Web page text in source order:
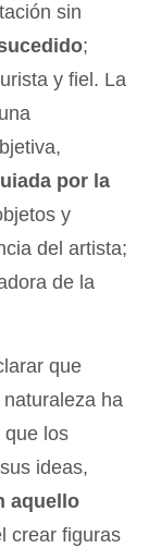
sin
;
y fiel. La
por la
y
del artista;
de la
que
ha
que los
ideas,
aquello
crear figuras